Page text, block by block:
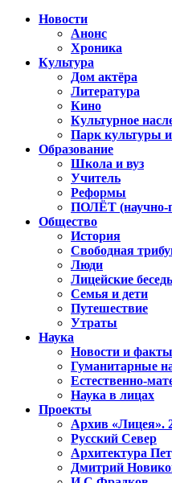
Новости
Анонс
Хроника
Культура
Дом актёра
Литература
Кино
Культурное
Парк культуры
Образование
Школа и вуз
Учитель
Реформы
ПОЛЁТ (научно-
Общество
История
Свободная
Люди
Лицейские
Семья и дети
Путешествие
Утраты
Наука
Новости и факты
Гуманитарные
Естественно-
Наука в лицах
Проекты
Архив «Лицея».
Русский Север
Архитектура
Дмитрий